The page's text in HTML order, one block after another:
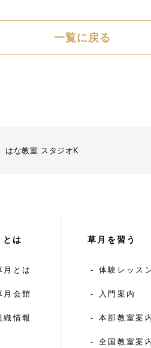
一覧に戻る
はな教室 スタジオK
とは
月とは
月会館
織情報
草月を習う
体験レッス
入門案内
本部教室案
全国教室案